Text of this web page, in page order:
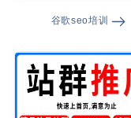
谷歌seo培训